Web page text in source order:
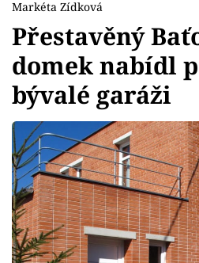
Témata
Bydlení
Zahrada
Design
Sledujte prima+
Markéta Zídková
Přestavěný
domek nabídl
bývalé garáži